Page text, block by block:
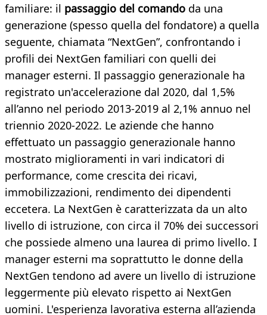
familiare: il passaggio del comando da una
generazione (spesso quella del fondatore) a quella
seguente, chiamata “NextGen”, confrontando i
profili dei NextGen familiari con quelli dei
manager esterni. Il passaggio generazionale ha
registrato un'accelerazione dal 2020, dal 1,5%
all’anno nel periodo 2013-2019 al 2,1% annuo nel
triennio 2020-2022. Le aziende che hanno
effettuato un passaggio generazionale hanno
mostrato miglioramenti in vari indicatori di
performance, come crescita dei ricavi,
immobilizzazioni, rendimento dei dipendenti
eccetera. La NextGen è caratterizzata da un alto
livello di istruzione, con circa il 70% dei successori
che possiede almeno una laurea di primo livello. I
manager esterni ma soprattutto le donne della
NextGen tendono ad avere un livello di istruzione
leggermente più elevato rispetto ai NextGen
uomini. L'esperienza lavorativa esterna all’azienda